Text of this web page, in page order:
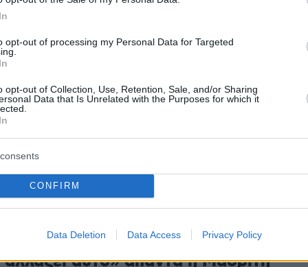
opt-out of processing my Personal Data for Targeted
opt-out of Collection, Use, Retention, Sale, and/or Sharing
Data that Is Unrelated with the Purposes for which it
CONFIRM
Data Deletion Data Access Privacy Policy
τις ΗΠΑ να επαναλάβει τις εμπορικές
επανειλημμένα την ενόχλησή του για
η οποία δεν έχει συμφωνήσει στον
ΝΑΤΟ για αμυντικές δαπάνες στο 5% του
κυβέρνηση της Μαδρίτης είχε
στις ΗΠΑ να χρησιμοποιήσουν τον
χώρο ή βάσεις στο ισπανικό έδαφος για
σχέσεις με τις ΗΠΑ, δεν
αυτό» απαντά η Μαδρίτη